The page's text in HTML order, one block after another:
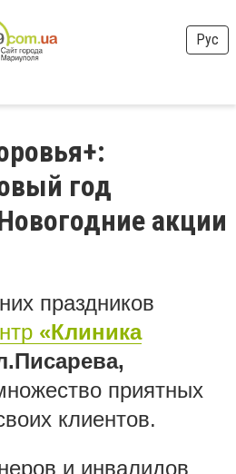
Рус
год
акции
праздников
«Клиника
приятных
клиентов.
и инвалидов